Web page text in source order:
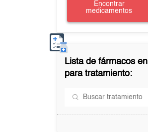
Encontrar
medicamentos
Lista de fármacos en
para tratamiento: